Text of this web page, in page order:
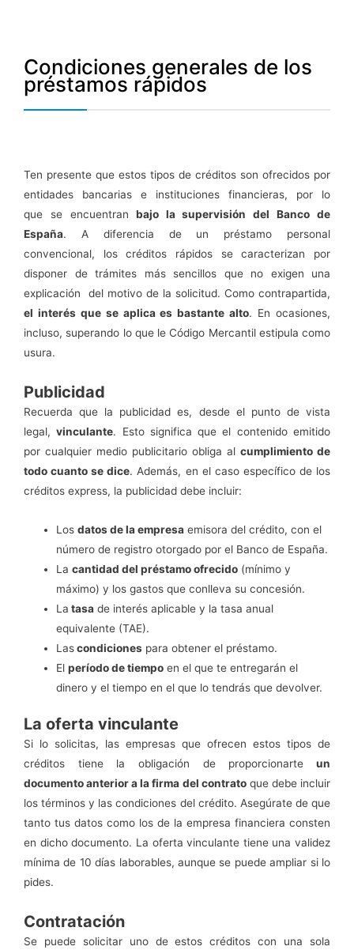
Condiciones generales de los
préstamos rápidos
Ten presente que estos tipos de créditos son ofrecidos por
entidades bancarias e instituciones financieras, por lo
que se encuentran bajo la supervisión del Banco de
España. A diferencia de un préstamo personal
convencional, los créditos rápidos se caracterizan por
disponer de trámites más sencillos que no exigen una
explicación del motivo de la solicitud. Como contrapartida,
el interés que se aplica es bastante alto. En ocasiones,
incluso, superando lo que le Código Mercantil estipula como
usura.
Publicidad
Recuerda que la publicidad es, desde el punto de vista
legal,vinculante. Esto significa que el contenido emitido
por cualquier medio publicitario obliga al cumplimiento de
todo cuanto se dice. Además, en el caso específico de los
créditos express, la publicidad debe incluir:
Losdatos de la empresa emisora del crédito, con el
número de registro otorgado por el Banco de España.
Lacantidad del préstamo ofrecido (mínimo y
máximo) y los gastos que conlleva su concesión.
La tasa de interés aplicable y la tasa anual
equivalente (TAE).
Lascondiciones para obtener el préstamo.
Elperíodo de tiempo en el que te entregarán el
dinero y el tiempo en el que lo tendrás que devolver.
La oferta vinculante
Si lo solicitas, las empresas que ofrecen estos tipos de
créditos tiene la obligación de proporcionarte un
documento anterior a la firma del contratoque debe incluir
los términos y las condiciones del crédito. Asegúrate de que
tanto tus datos como los de la empresa financiera consten
en dicho documento. La oferta vinculante tiene una validez
mínima de 10 días laborables, aunque se puede ampliar si lo
pides.
Contratación
Se puede solicitar uno de estos créditos con una sola